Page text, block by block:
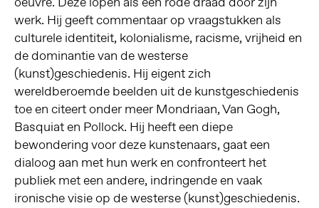
werk. Hij geeft commentaar op vraagstukken als
culturele identiteit, kolonialisme, racisme, vrijheid en
de dominantie van de westerse
(kunst)geschiedenis. Hij eigent zich
wereldberoemde beelden uit de kunstgeschiedenis
toe en citeert onder meer Mondriaan, Van Gogh,
Basquiat en Pollock. Hij heeft een diepe
bewondering voor deze kunstenaars, gaat een
dialoog aan met hun werk en confronteert het
publiek met een andere, indringende en vaak
ironische visie op de westerse (kunst)geschiedenis.